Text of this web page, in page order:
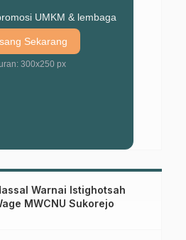
UMKM & lembaga
Sekarang
300x250 px
Warnai Istighotsah
MWCNU Sukorejo